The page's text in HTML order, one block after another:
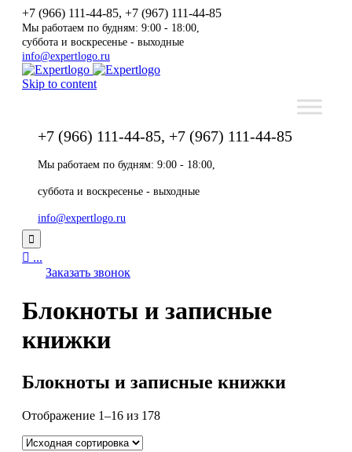
+7 (966) 111-44-85, +7 (967) 111-44-85
Мы работаем по будням: 9:00 - 18:00,
суббота и воскресенье - выходные
info@expertlogo.ru
Skip to content
+7 (966) 111-44-85, +7 (967) 111-44-85
Мы работаем по будням: 9:00 - 18:00,
суббота и воскресенье - выходные
info@expertlogo.ru

 ...
Заказать звонок
Блокноты и записные
книжки
Блокноты и записные книжки
Отображение 1–16 из 178